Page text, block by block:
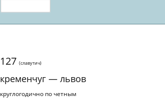
127 (славутич)
кременчуг — львов
круглогодично по четным